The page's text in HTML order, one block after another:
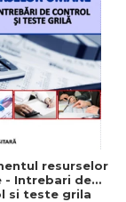
resurselor
- Intrebari de
si teste grila